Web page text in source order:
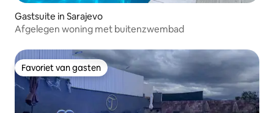
Gastsuite in Sarajevo
Afgelegen woning met buitenzwembad
Favoriet van gasten
Favoriet van gasten